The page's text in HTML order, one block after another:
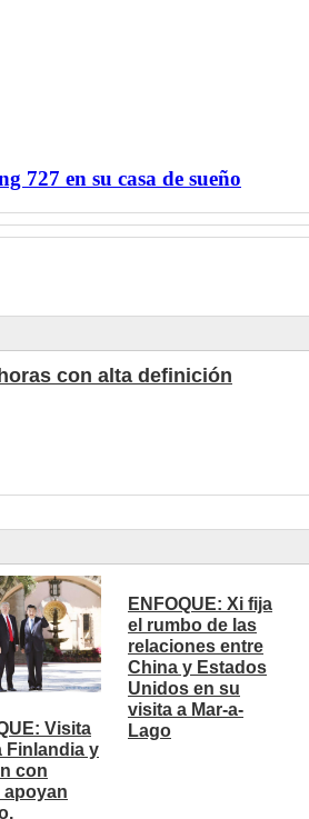
727 en su casa de sueño
con alta definición
Visita
Finlandia y
con
apoyan
ENFOQUE: Xi fija
el rumbo de las
relaciones entre
China y Estados
Unidos en su
visita a Mar-a-
Lago